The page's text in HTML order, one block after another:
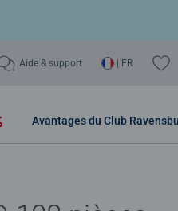
Aide & support | FR
Avantages du Club